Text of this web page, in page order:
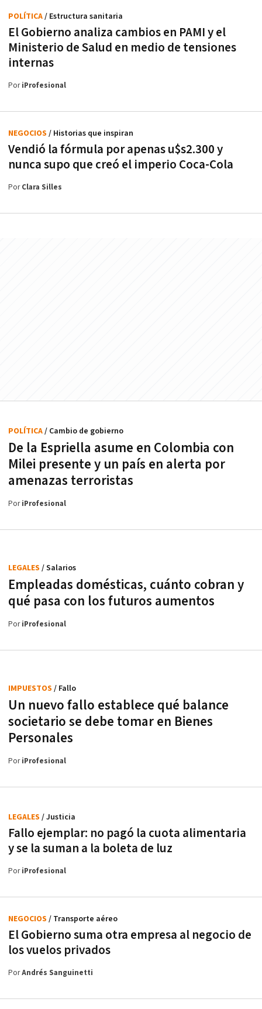
El Gobierno analiza cambios en PAMI y el
Ministerio de Salud en medio de tensiones
internas
POLÍTICA/ Estructura sanitaria
PoriProfesional
Vendió la fórmula por apenas u$s2.300 y
nunca supo que creó el imperio Coca-Cola
NEGOCIOS / Historias que inspiran
PorClara Silles
De la Espriella asume en Colombia con
Milei presente y un país en alerta por
amenazas terroristas
POLÍTICA/ Cambio de gobierno
PoriProfesional
Empleadas domésticas, cuánto cobran y
qué pasa con los futuros aumentos
LEGALES / Salarios
PoriProfesional
Un nuevo fallo establece qué balance
societario se debe tomar en Bienes
Personales
IMPUESTOS / Fallo
PoriProfesional
Fallo ejemplar: no pagó la cuota alimentaria
y se la suman a la boleta de luz
LEGALES / Justicia
PoriProfesional
El Gobierno suma otra empresa al negocio de
los vuelos privados
NEGOCIOS / Transporte aéreo
PorAndrés Sanguinetti